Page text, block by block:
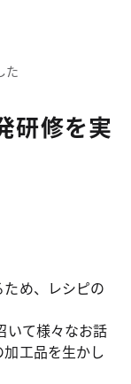
た
研修を実
め、レシピの
いて様々なお話
工品を生かし